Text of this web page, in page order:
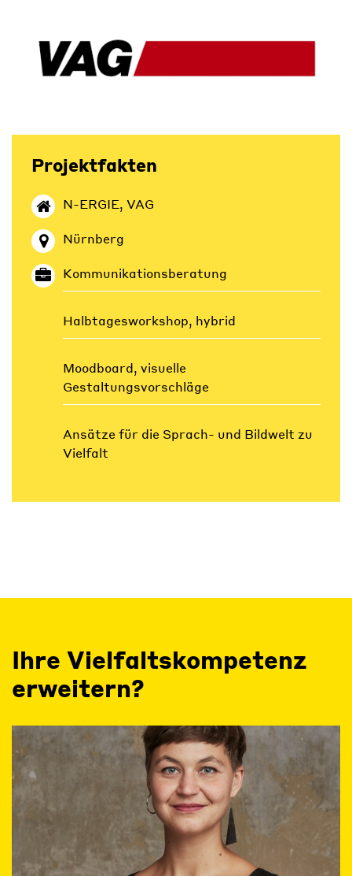
Projektfakten
N-ERGIE, VAG
Nürnberg
Kommunikationsberatung
Halbtagesworkshop, hybrid
Moodboard, visuelle
Gestaltungsvorschläge
Ansätze für die Sprach- und Bildwelt zu
Vielfalt
Ihre Vielfaltskompetenz
erweitern?